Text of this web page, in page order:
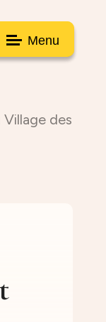
Menu
des